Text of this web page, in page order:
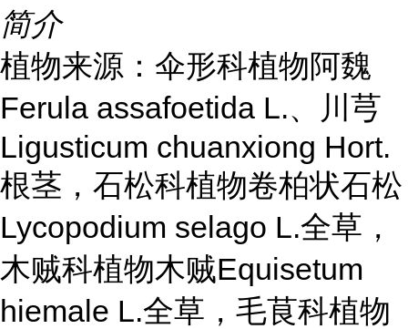
简介
植物来源：伞形科植物阿魏
Ferula assafoetida L.、川芎
Ligusticum chuanxiong Hort.
根茎，石松科植物卷柏状石松
Lycopodium selago L.全草，
木贼科植物木贼Equisetum
hiemale L.全草，毛茛科植物